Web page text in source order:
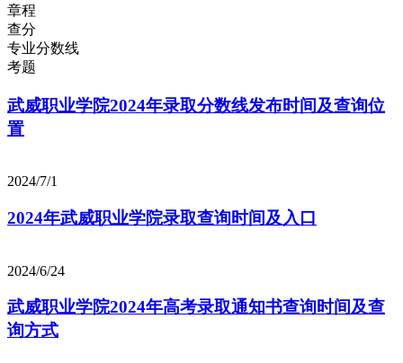
章程
查分
专业分数线
考题
武威职业学院2024年录取分数线发布时间及查询位
置
2024/7/1
2024年武威职业学院录取查询时间及入口
2024/6/24
武威职业学院2024年高考录取通知书查询时间及查
询方式